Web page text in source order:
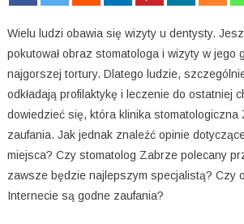
Wielu ludzi obawia się wizyty u dentysty.
pokutował obraz stomatologa i wizyty w jego
najgorszej tortury. Dlatego ludzie,
odkładają profilaktykę i leczenie do ostatniej
dowiedzieć się, która klinika
zaufania. Jak jednak znaleźć opinie
miejsca? Czy stomatolog Zabrze polecany
zawsze będzie najlepszym specjalistą? Czy
Internecie są godne zaufania?